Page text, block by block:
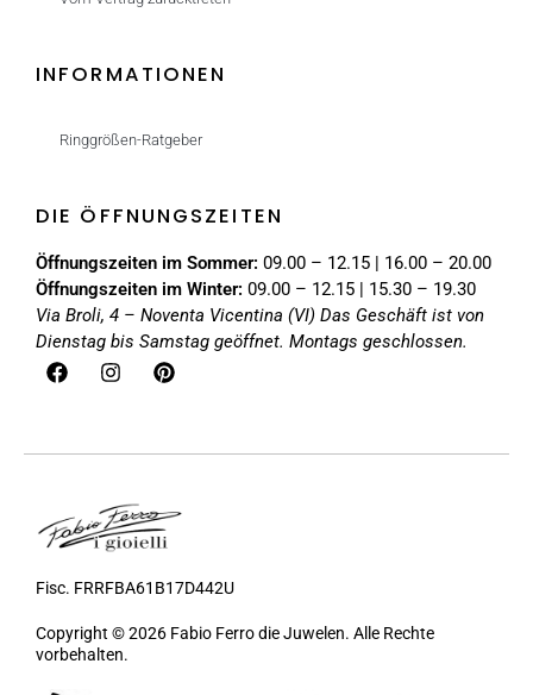
INFORMATIONEN
Ringgrößen-Ratgeber
DIE ÖFFNUNGSZEITEN
Öffnungszeiten im Sommer: 09.00 – 12.15 | 16.00 – 20.00
Öffnungszeiten im Winter: 09.00 – 12.15 | 15.30 – 19.30
Via Broli, 4 – Noventa Vicentina (VI) Das Geschäft ist von
Dienstag bis Samstag geöffnet. Montags geschlossen.
Fisc. FRRFBA61B17D442U
Copyright © 2026 Fabio Ferro die Juwelen. Alle Rechte
vorbehalten.